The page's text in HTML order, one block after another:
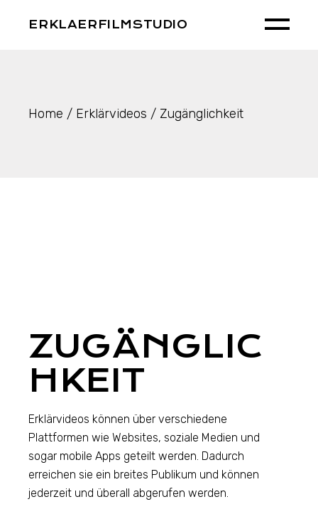
ERKLAERFILMSTUDIO
Home Erklärvideos Zugänglichkeit
ZUGÄNGLIC
HKEIT
Erklärvideos können über verschiedene
Plattformen wie Websites, soziale Medien und
sogar mobile Apps geteilt werden. Dadurch
erreichen sie ein breites Publikum und können
jederzeit und überall abgerufen werden.